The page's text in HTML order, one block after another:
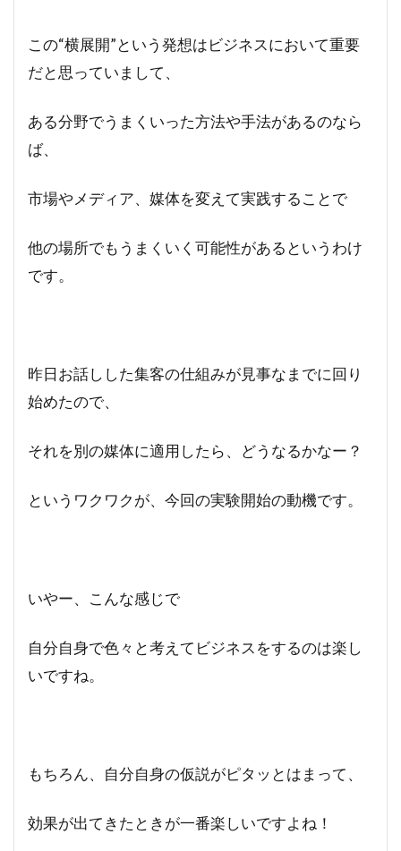
この“横展開”という発想はビジネスにおいて重要
だと思っていまして、
ある分野でうまくいった方法や手法があるのなら
ば、
市場やメディア、媒体を変えて実践することで
他の場所でもうまくいく可能性があるというわけ
です。
昨日お話しした集客の仕組みが見事なまでに回り
始めたので、
それを別の媒体に適用したら、どうなるかなー？
というワクワクが、今回の実験開始の動機です。
いやー、こんな感じで
自分自身で色々と考えてビジネスをするのは楽し
いですね。
もちろん、自分自身の仮説がピタッとはまって、
効果が出てきたときが一番楽しいですよね！